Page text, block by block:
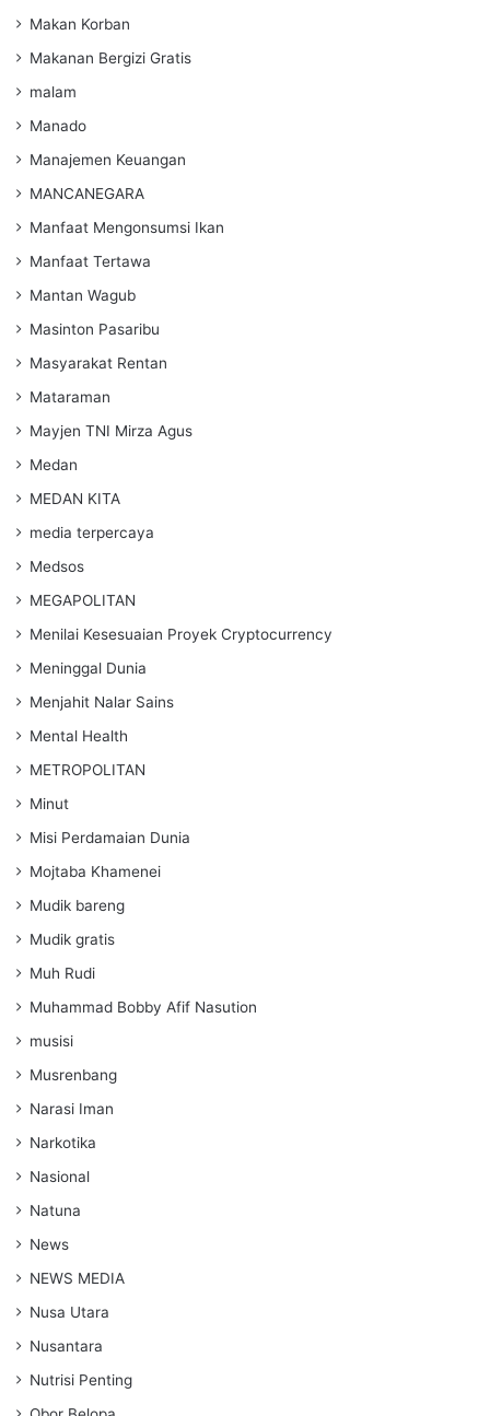
Makan Korban
Makanan Bergizi Gratis
malam
Manado
Manajemen Keuangan
MANCANEGARA
Manfaat Mengonsumsi Ikan
Manfaat Tertawa
Mantan Wagub
Masinton Pasaribu
Masyarakat Rentan
Mataraman
Mayjen TNI Mirza Agus
Medan
MEDAN KITA
media terpercaya
Medsos
MEGAPOLITAN
Menilai Kesesuaian Proyek Cryptocurrency
Meninggal Dunia
Menjahit Nalar Sains
Mental Health
METROPOLITAN
Minut
Misi Perdamaian Dunia
Mojtaba Khamenei
Mudik bareng
Mudik gratis
Muh Rudi
Muhammad Bobby Afif Nasution
musisi
Musrenbang
Narasi Iman
Narkotika
Nasional
Natuna
News
NEWS MEDIA
Nusa Utara
Nusantara
Nutrisi Penting